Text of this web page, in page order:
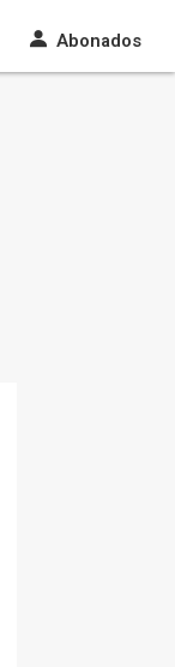
Abonados